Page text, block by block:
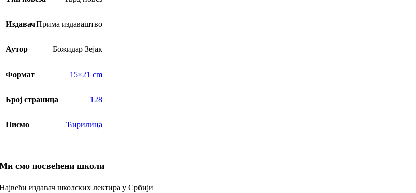
ИздавачПрима издаваштво
Аутор Божидар Зејак
Формат 15×21 cm
Број страница 128
Писмо Ћирилица
смо посвећени школи
издавач школских лектира у Србији